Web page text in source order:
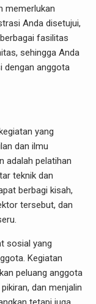
memerlukan
Anda disetujui,
fasilitas
sehingga Anda
dengan anggota
yang
dan ilmu
adalah pelatihan
teknik dan
berbagi kisah,
tersebut, dan
sosial yang
Kegiatan
peluang anggota
dan menjalin